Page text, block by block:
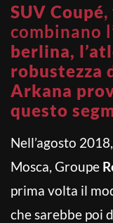
SUV Coupé
combinano
berlina,
robustezza
Arkana
questo
Nell’agosto
Mosca, Groupe
prima volta il
che sarebbe poi